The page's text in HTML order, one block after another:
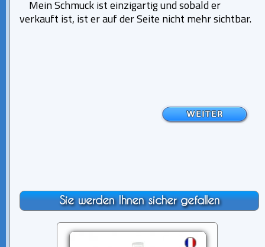
Mein Schmuck ist einzigartig und sobald er
verkauft ist, ist er auf der Seite nicht mehr sichtbar.
Sie werden Ihnen sicher gefallen